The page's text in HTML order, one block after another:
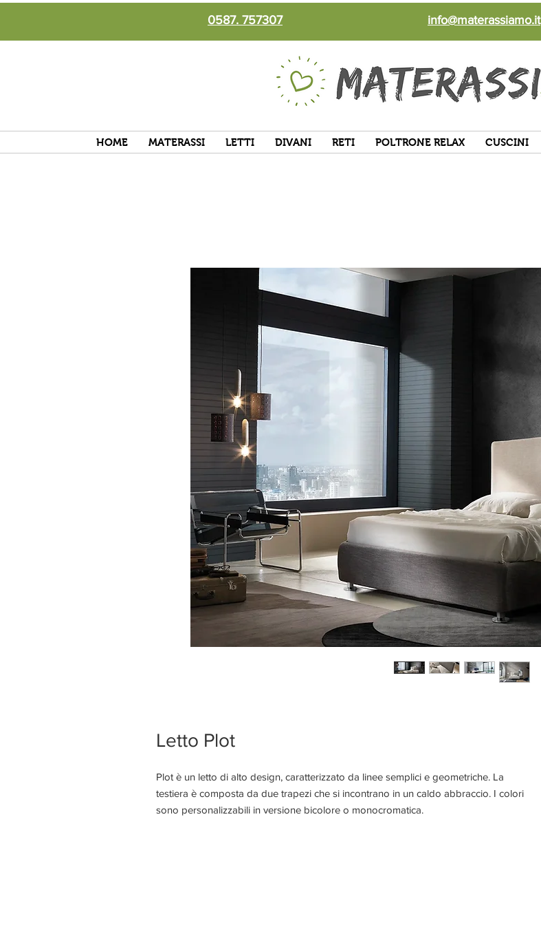
0587. 757307 info@materassiamo.it
HOME MATERASSI LETTI DIVANI RETI POLTRONE RELAX CUSCINI
Letto Plot
Plot è un letto di alto design, caratterizzato da linee semplici e geometriche. La
testiera è composta da due trapezi che si incontrano in un caldo abbraccio. I colori
sono personalizzabili in versione bicolore o monocromatica.